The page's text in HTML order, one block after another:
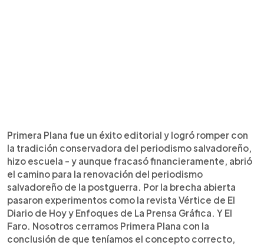
Primera Plana fue un éxito editorial y logró romper con
la tradición conservadora del periodismo salvadoreño,
hizo escuela - y aunque fracasó financieramente, abrió
el camino para la renovación del periodismo
salvadoreño de la postguerra. Por la brecha abierta
pasaron experimentos como la revista Vértice de El
Diario de Hoy y Enfoques de La Prensa Gráfica. Y El
Faro. Nosotros cerramos Primera Plana con la
conclusión de que teníamos el concepto correcto,